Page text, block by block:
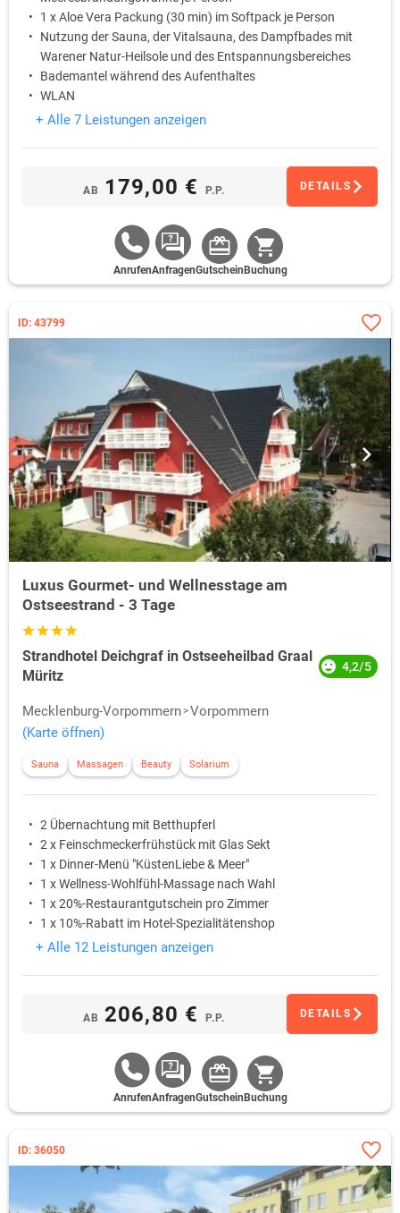
1 x Aloe Vera Packung (30 min) im Softpack je Person
Nutzung der Sauna, der Vitalsauna, des Dampfbades mit
Warener Natur-Heilsole und des Entspannungsbereiches
Bademantel während des Aufenthaltes
WLAN
+ Alle 7 Leistungen anzeigen
AB 179,00 € P.P. DETAILS
AnrufenAnfragenGutschein Buchung
ID: 43799
Luxus Gourmet- und Wellnesstage am
Ostseestrand - 3 Tage
Strandhotel Deichgraf in Ostseeheilbad Graal
Müritz
4,2/5
Mecklenburg-Vorpommern Vorpommern
(Karte öffnen)
Sauna Massagen Beauty Solarium
2 Übernachtung mit Betthupferl
2 x Feinschmeckerfrühstück mit Glas Sekt
1 x Dinner-Menü "KüstenLiebe & Meer"
1 x Wellness-Wohlfühl-Massage nach Wahl
1 x 20%-Restaurantgutschein pro Zimmer
1 x 10%-Rabatt im Hotel-Spezialitätenshop
+ Alle 12 Leistungen anzeigen
AB 206,80 € P.P. DETAILS
AnrufenAnfragenGutschein Buchung
ID: 36050